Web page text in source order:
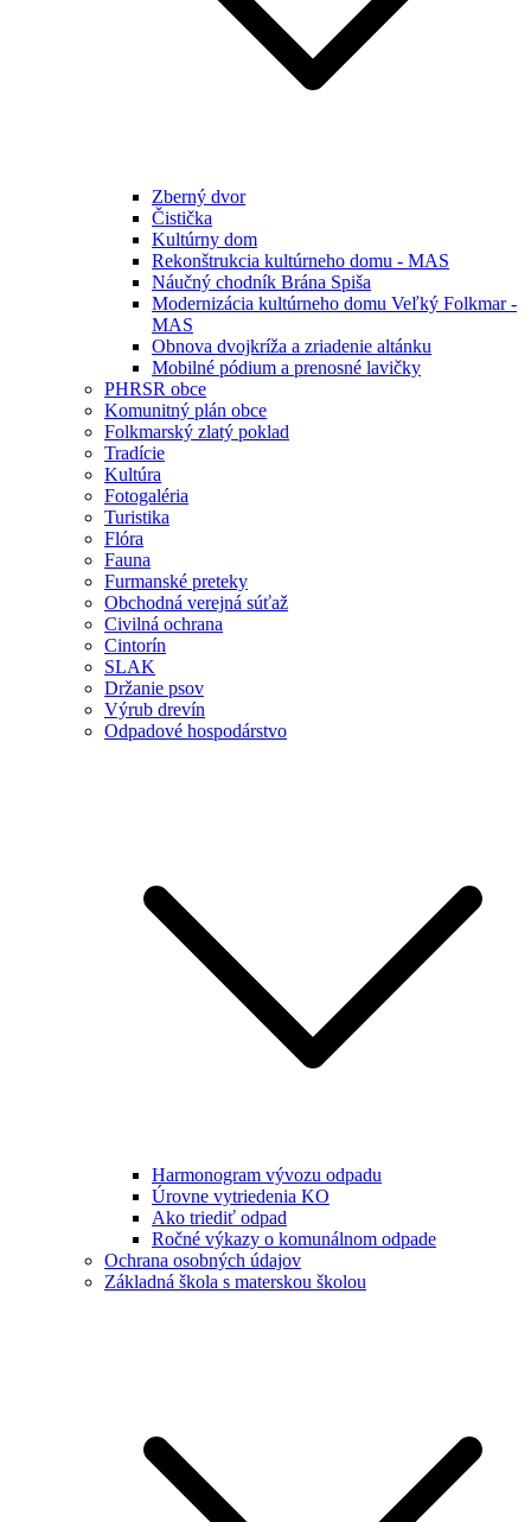
Zberný dvor
Čistička
Kultúrny dom
Rekonštrukcia kultúrneho domu - MAS
Náučný chodník Brána Spiša
Modernizácia kultúrneho domu Veľký Folkmar -
MAS
Obnova dvojkríža a zriadenie altánku
Mobilné pódium a prenosné lavičky
PHRSR obce
Komunitný plán obce
Folkmarský zlatý poklad
Tradície
Kultúra
Fotogaléria
Turistika
Flóra
Fauna
Furmanské preteky
Obchodná verejná súťaž
Civilná ochrana
Cintorín
SLAK
Držanie psov
Výrub drevín
Odpadové hospodárstvo
Harmonogram vývozu odpadu
Úrovne vytriedenia KO
Ako triediť odpad
Ročné výkazy o komunálnom odpade
Ochrana osobných údajov
Základná škola s materskou školou